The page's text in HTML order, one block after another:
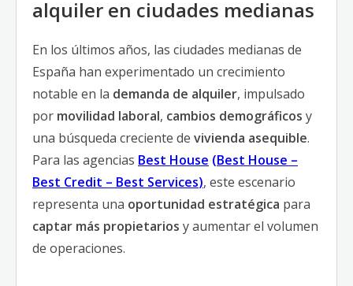
alquiler en ciudades medianas
En los últimos años, las ciudades medianas de
España han experimentado un crecimiento
notable en la demanda de alquiler, impulsado
por movilidad laboral, cambios demográficos y
una búsqueda creciente de vivienda asequible.
Para las agencias Best House (Best House –
Best Credit – Best Services), este escenario
representa una oportunidad estratégica para
captar más propietarios y aumentar el volumen
de operaciones.